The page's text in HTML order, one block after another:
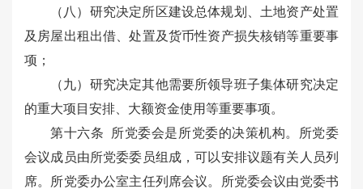
（八）研究决定所区建设总体规划、土地资产处置
及房屋出租出借、处置及货币性资产损失核销等重要事
项；
（九）研究决定其他需要所领导班子集体研究决定
的重大项目安排、大额资金使用等重要事项。
第十六条 所党委会是所党委的决策机构。所党委
会议成员由所党委委员组成，可以安排议题有关人员列
席。所党委办公室主任列席会议。所党委会议由党委书